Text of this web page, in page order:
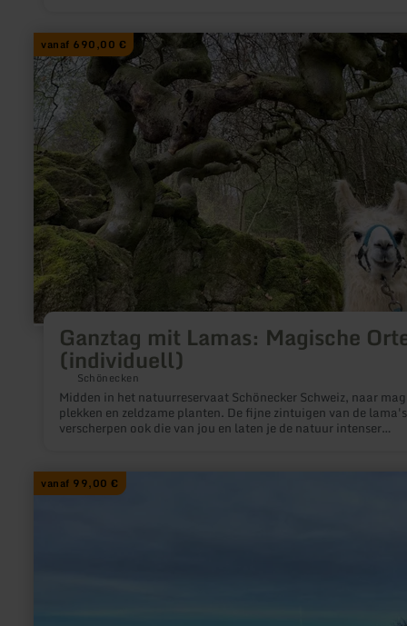
natuurlijke omgeving.
vanaf 690,00 €
Ganztag mit Lamas: Magische
(individuell)
Schönecken
Midden in het natuurreservaat Schönecker Schweiz, naar
plekken en zeldzame planten. De fijne zintuigen van de lama's
verscherpen ook die van jou en laten je de natuur intenser
wensen aangepast.
informatie
over:
Ganztag
mit
Lamas:
Magische
Orte
(individuell)
vanaf 99,00 €
meer
informatie